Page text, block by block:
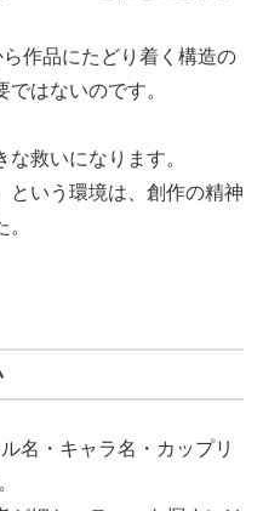
作品にたどり着く構造の
はないのです。
救いになります。
いう環境は、創作の精神
名・キャラ名・カップリ